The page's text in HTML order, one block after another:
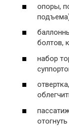
опоры,
болтов,
набор